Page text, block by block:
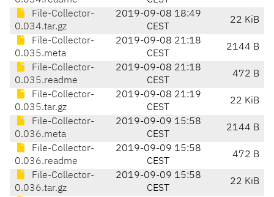
File-Collector-
0.034.tar.gz
2019-09-08 18:49
CEST
22 KiB
File-Collector-
0.035.meta
2019-09-08 21:18
CEST
2144 B
File-Collector-
0.035.readme
2019-09-08 21:18
CEST
472 B
File-Collector-
0.035.tar.gz
2019-09-08 21:19
CEST
22 KiB
File-Collector-
0.036.meta
2019-09-09 15:58
CEST
2144 B
File-Collector-
0.036.readme
2019-09-09 15:58
CEST
472 B
File-Collector-
0.036.tar.gz
2019-09-09 15:58
CEST
22 KiB